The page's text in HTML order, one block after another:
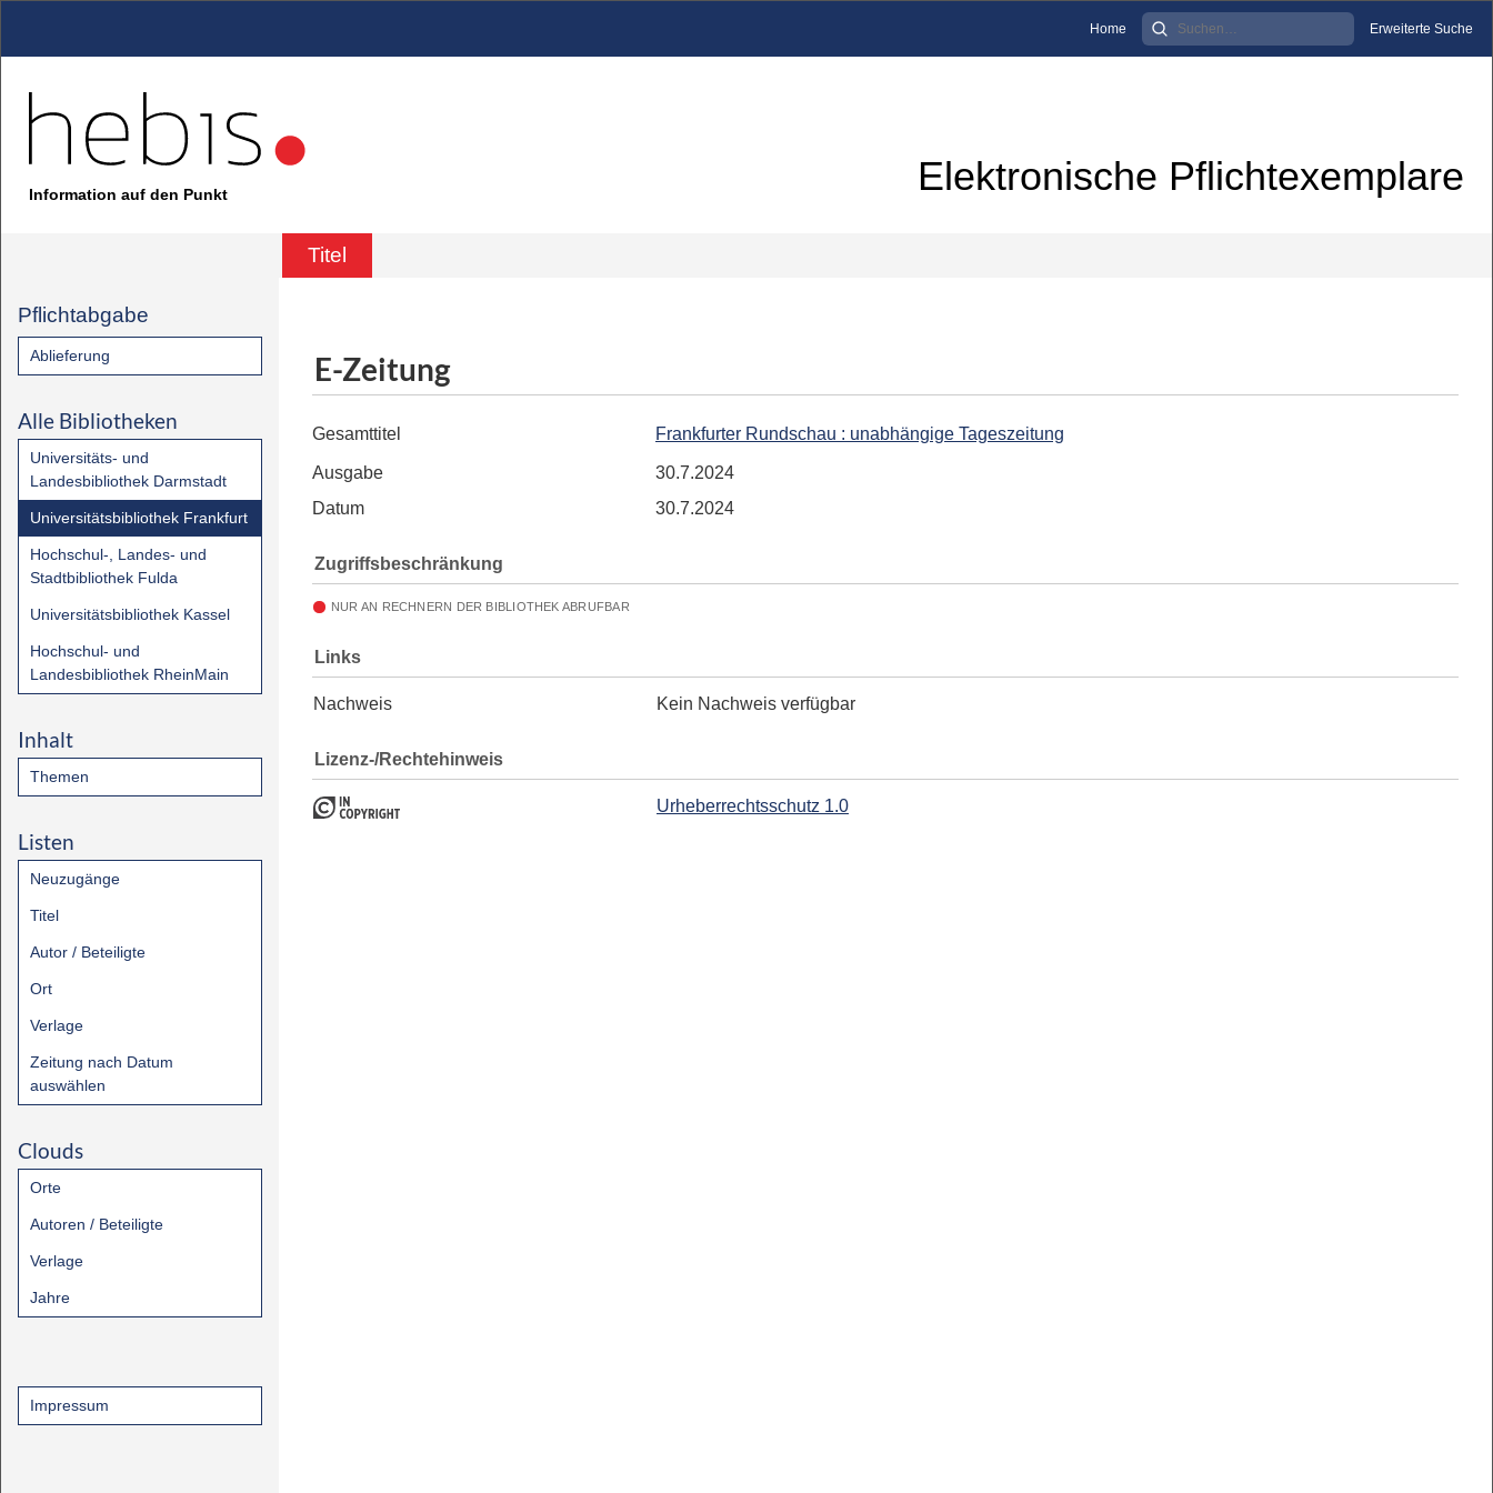
Home Erweiterte Suche
Information auf den Punkt Elektronische Pflichtexemplare
Titel
Pflichtabgabe
Ablieferung
Alle Bibliotheken
Universitäts- und
Landesbibliothek Darmstadt
Universitätsbibliothek Frankfurt
Hochschul-, Landes- und
Stadtbibliothek Fulda
Universitätsbibliothek Kassel
Hochschul- und
Landesbibliothek RheinMain
Inhalt
Themen
Listen
Neuzugänge
Titel
Autor / Beteiligte
Ort
Verlage
Zeitung nach Datum
auswählen
Clouds
Orte
Autoren / Beteiligte
Verlage
Jahre
Impressum
E-Zeitung
Gesamttitel Frankfurter Rundschau : unabhängige Tageszeitung
Ausgabe
30.7.2024
Datum
30.7.2024
Zugriffsbeschränkung
NUR AN RECHNERN DER BIBLIOTHEK ABRUFBAR
Links
Nachweis Kein Nachweis verfügbar
Lizenz-/Rechtehinweis
Urheberrechtsschutz 1.0